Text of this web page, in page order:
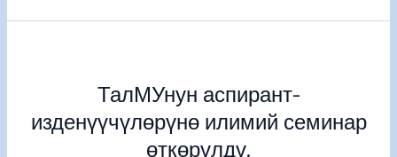
ТалМУнун аспирант-
изденүүчүлөрүнө илимий семинар
өткөрүлдү.
изденүүчүлөрүнө
семинар